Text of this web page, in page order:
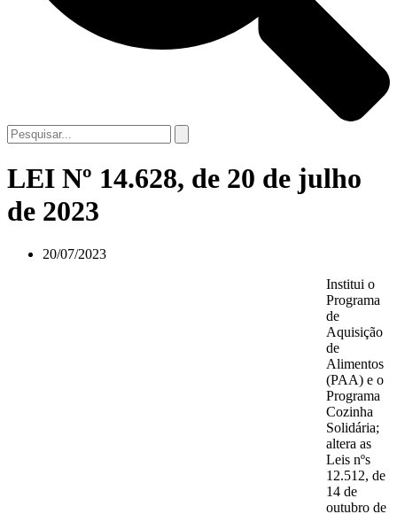
LEI Nº 14.628, de 20 de julho
de 2023
20/07/2023
Institui o
Programa
de
Aquisição
de
Alimentos
(PAA) e o
Programa
Cozinha
Solidária;
altera as
Leis nºs
12.512, de
14 de
outubro de